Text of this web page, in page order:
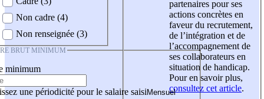
Non cadre (4)
Non renseignée (3)
BRUT MINIMUM
minimum
une périodicité pour le salaire saisi
partenaires pour ses
actions concrètes en
faveur du recrutement,
de l’intégration et de
l’accompagnement de
ses collaborateurs en
situation de handicap.
Pour en savoir plus,
consultez cet article.